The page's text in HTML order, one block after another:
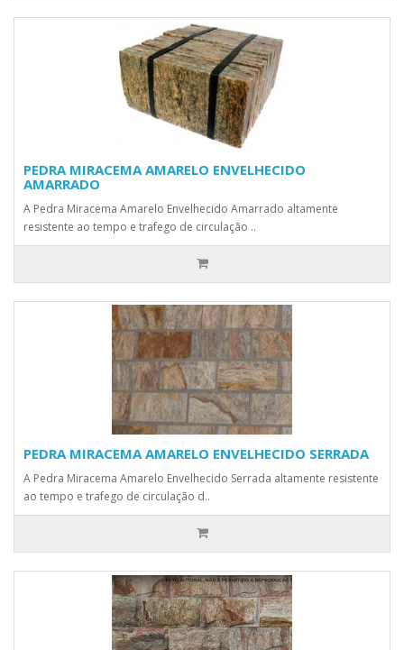
PEDRA MIRACEMA AMARELO ENVELHECIDO
AMARRADO
A Pedra Miracema Amarelo Envelhecido Amarrado altamente
resistente ao tempo e trafego de circulação ..
PEDRA MIRACEMA AMARELO ENVELHECIDO SERRADA
A Pedra Miracema Amarelo Envelhecido Serrada altamente resistente
ao tempo e trafego de circulação d..